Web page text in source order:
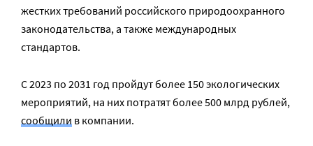
жестких требований российского природоохранного
законодательства, а также международных
стандартов.
С 2023 по 2031 год пройдут более 150 экологических
мероприятий, на них потратят более 500 млрд рублей,
сообщили в компании.